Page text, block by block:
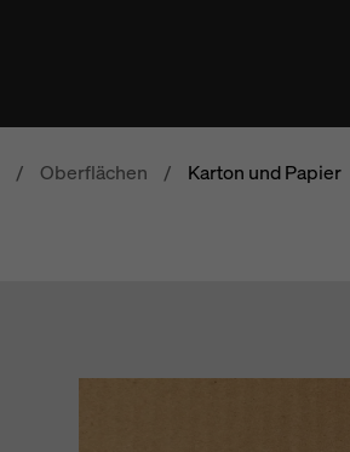
/ Oberflächen / Karton und Papier